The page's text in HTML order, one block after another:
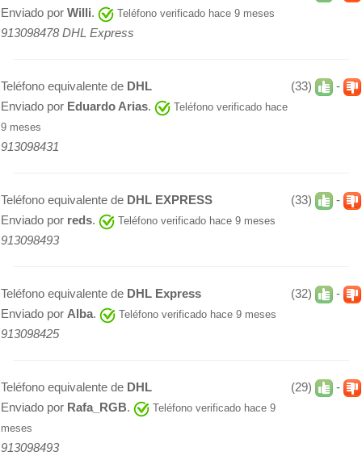
Enviado por Willi. Teléfono verificado hace 9 meses
913098478 DHL Express
(33) -
Teléfono equivalente de DHL
Enviado por Eduardo Arias.
Teléfono verificado hace
9 meses
913098431
(33) -
Teléfono equivalente de DHL EXPRESS
Enviado por reds. Teléfono verificado hace 9 meses
913098493
(32) -
Teléfono equivalente de DHL Express
Enviado por Alba. Teléfono verificado hace 9 meses
913098425
(29) -
Teléfono equivalente de DHL
Enviado por Rafa_RGB.
Teléfono verificado hace 9
meses
913098493